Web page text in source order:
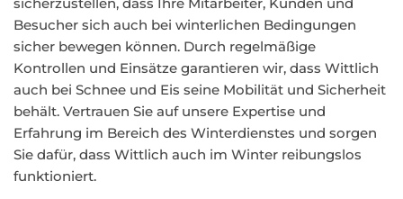
Besucher sich auch bei winterlichen Bedingungen
sicher bewegen können. Durch regelmäßige
Kontrollen und Einsätze garantieren wir, dass Wittlich
auch bei Schnee und Eis seine Mobilität und Sicherheit
behält. Vertrauen Sie auf unsere Expertise und
Erfahrung im Bereich des Winterdienstes und sorgen
Sie dafür, dass Wittlich auch im Winter reibungslos
funktioniert.